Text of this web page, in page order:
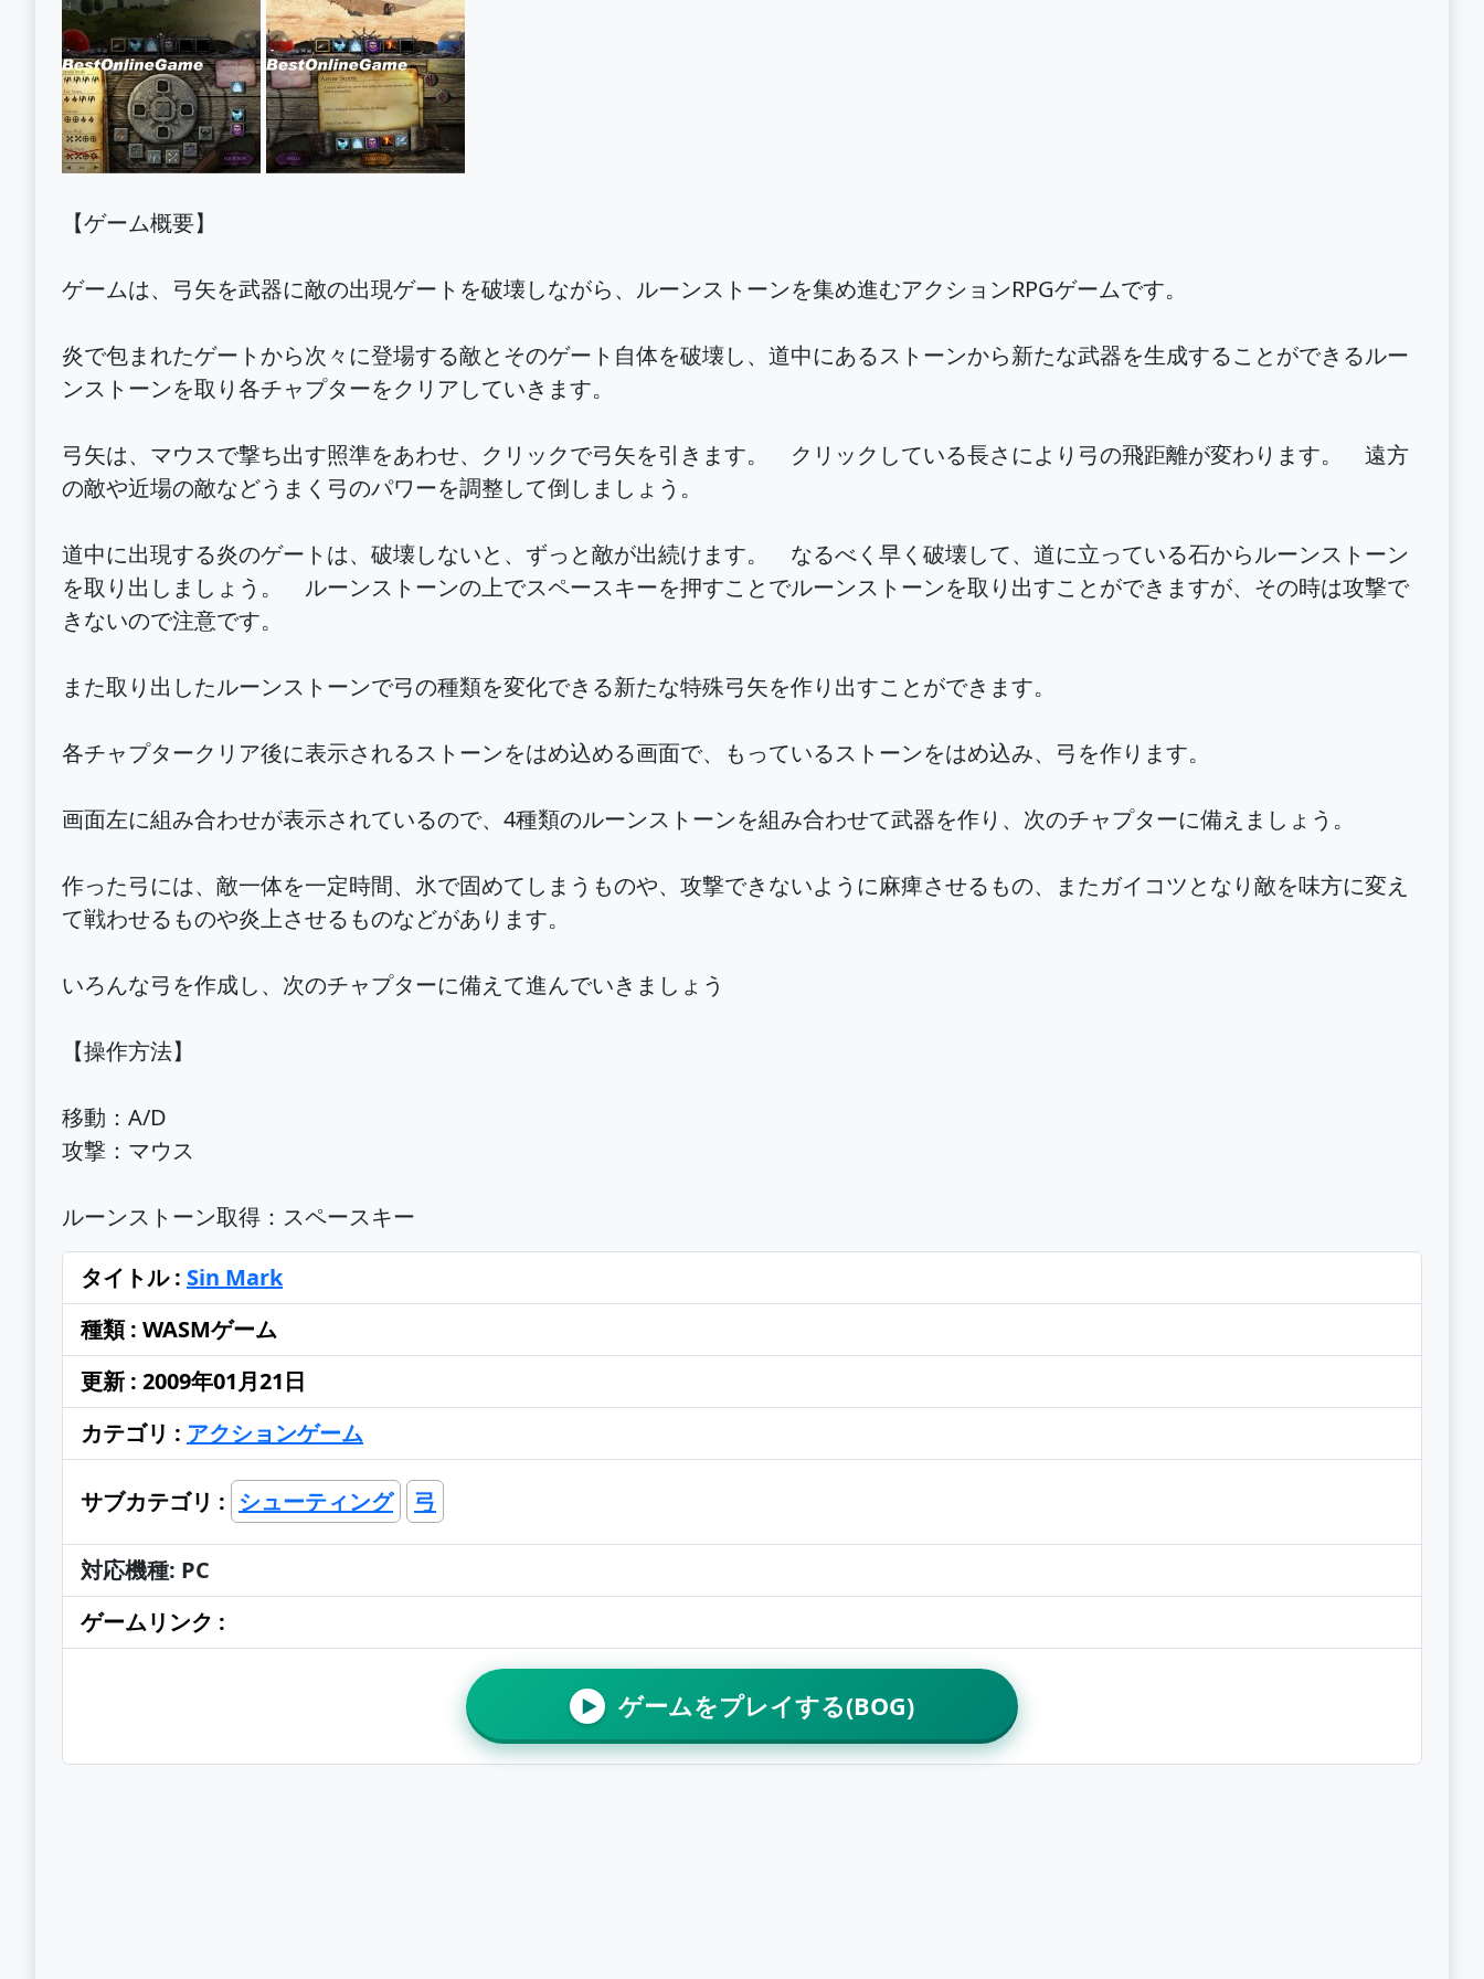
【ゲーム概要】
ゲームは、弓矢を武器に敵の出現ゲートを破壊しながら、ルーンストーンを集め進むアクションRPGゲームです。
炎で包まれたゲートから次々に登場する敵とそのゲート自体を破壊し、道中にあるストーンから新たな武器を生成することができるルー
ンストーンを取り各チャプターをクリアしていきます。
弓矢は、マウスで撃ち出す照準をあわせ、クリックで弓矢を引きます。 クリックしている長さにより弓の飛距離が変わります。 遠方
の敵や近場の敵などうまく弓のパワーを調整して倒しましょう。
道中に出現する炎のゲートは、破壊しないと、ずっと敵が出続けます。 なるべく早く破壊して、道に立っている石からルーンストーン
を取り出しましょう。 ルーンストーンの上でスペースキーを押すことでルーンストーンを取り出すことができますが、その時は攻撃で
きないので注意です。
また取り出したルーンストーンで弓の種類を変化できる新たな特殊弓矢を作り出すことができます。
各チャプタークリア後に表示されるストーンをはめ込める画面で、もっているストーンをはめ込み、弓を作ります。
画面左に組み合わせが表示されているので、4種類のルーンストーンを組み合わせて武器を作り、次のチャプターに備えましょう。
作った弓には、敵一体を一定時間、氷で固めてしまうものや、攻撃できないように麻痺させるもの、またガイコツとなり敵を味方に変え
て戦わせるものや炎上させるものなどがあります。
いろんな弓を作成し、次のチャプターに備えて進んでいきましょう
【操作方法】
移動：A/D
攻撃：マウス
ルーンストーン取得：スペースキー
タイトル : Sin Mark
種類 : WASMゲーム
更新 : 2009年01月21日
カテゴリ : アクションゲーム
サブカテゴリ : シューティング 弓
対応機種: PC
ゲームリンク :
▶ ゲームをプレイする(BOG)